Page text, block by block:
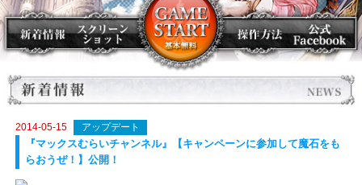
2014-05-15 アップデート
『マックスむらいチャンネル』【キャンペーンに参加して魔石を
らおうぜ！】公開！